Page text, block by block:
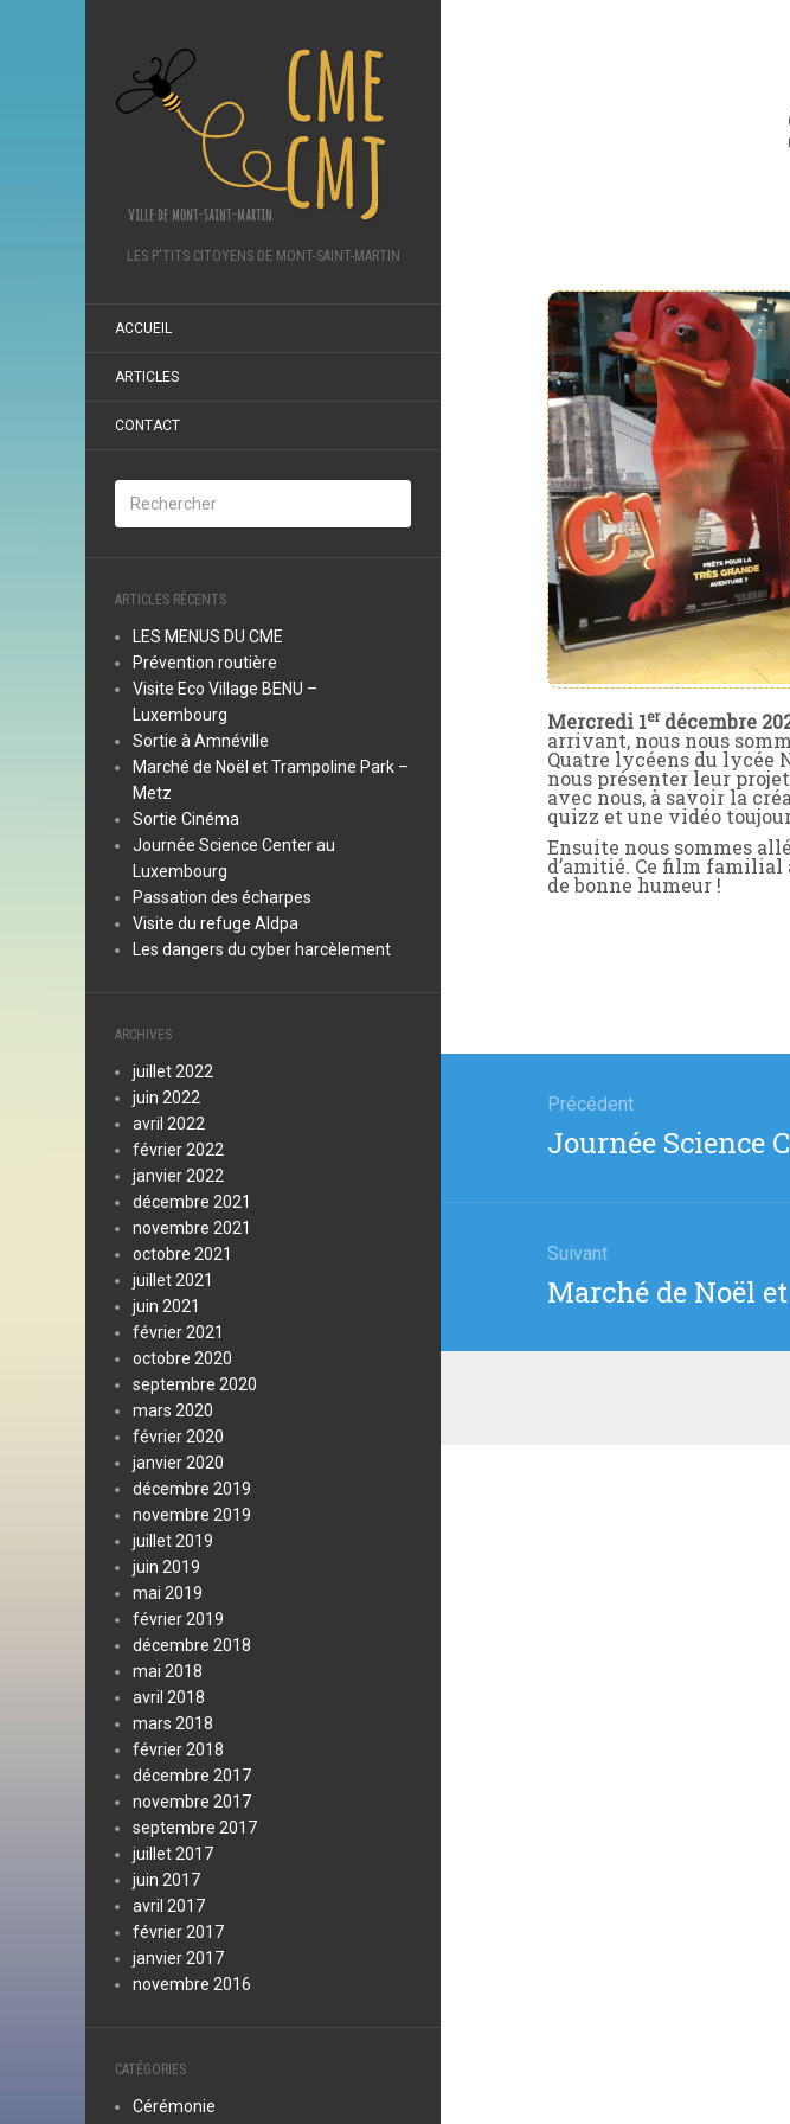
LES P'TITS CITOYENS DE MONT-SAINT-MARTIN
ACCUEIL
ARTICLES
CONTACT
ARTICLES RÉCENTS
LES MENUS DU CME
Prévention routière
Visite Eco Village BENU –
Luxembourg
Sortie à Amnéville
Marché de Noël et Trampoline Park –
Metz
Sortie Cinéma
Journée Science Center au
Luxembourg
Passation des écharpes
Visite du refuge Aldpa
Les dangers du cyber harcèlement
ARCHIVES
juillet 2022
juin 2022
avril 2022
février 2022
janvier 2022
décembre 2021
novembre 2021
octobre 2021
juillet 2021
juin 2021
février 2021
octobre 2020
septembre 2020
mars 2020
février 2020
janvier 2020
décembre 2019
novembre 2019
juillet 2019
juin 2019
mai 2019
février 2019
décembre 2018
mai 2018
avril 2018
mars 2018
février 2018
décembre 2017
novembre 2017
septembre 2017
juillet 2017
juin 2017
avril 2017
février 2017
janvier 2017
novembre 2016
CATÉGORIES
Cérémonie
Mercredi 1erdécembre
arrivant, nous nous
Quatre lycéens du lycée
nous présenter leur
avec nous, à savoir la
quizz et une vidéo
Ensuite nous sommes
d’amitié. Ce film familial
de bonne humeur !
l’article
Précédent
Article
Journée Science
Suivant
Article
Marché de Noël